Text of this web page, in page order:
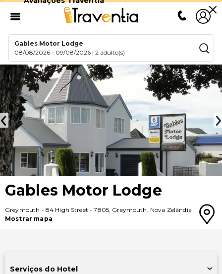
Gables Motor Lodge
08/08/2026 - 09/08/2026 |2 adulto(s)
Gables Motor Lodge
Greymouth - 84 High Street -7805, Greymouth, Nova Zelândia
Mostrar mapa
Serviços do Hotel